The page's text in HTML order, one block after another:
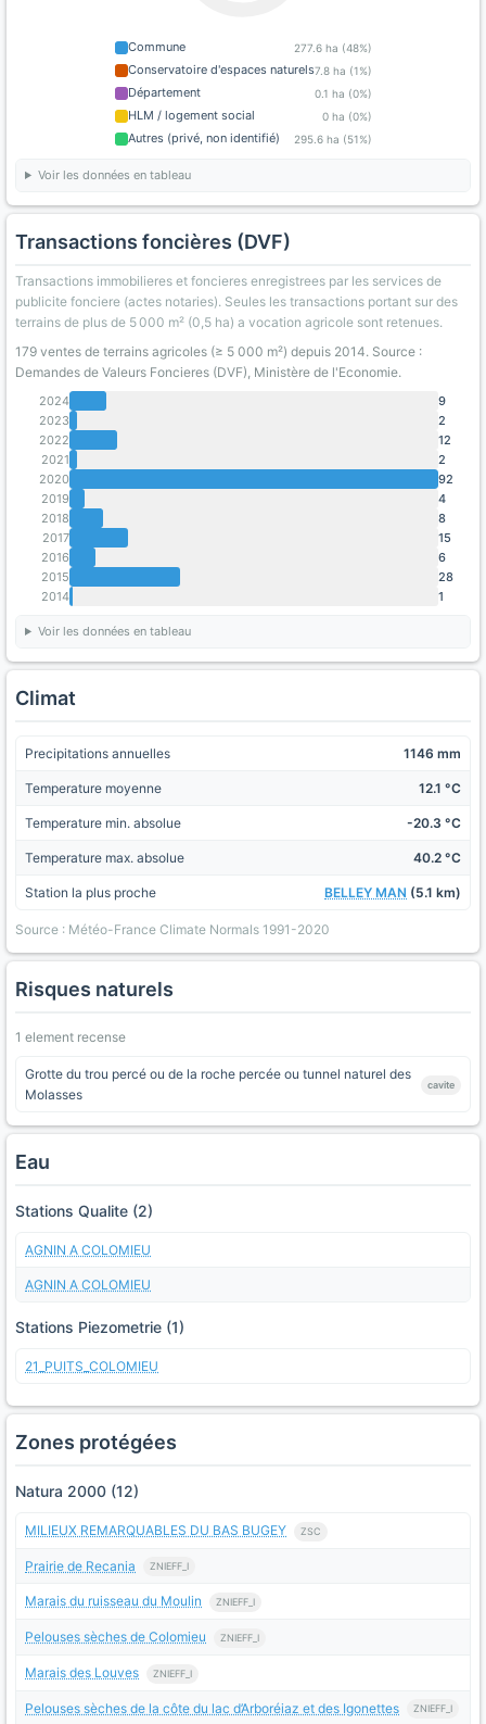
Commune 277.6 ha (48%)
Conservatoire d'espaces naturels7.8 ha (1%)
Département 0.1 ha (0%)
HLM / logement social 0 ha (0%)
Autres (privé, non identifié) 295.6 ha (51%)
Voir les données en tableau
Transactions foncières (DVF)
Transactions immobilieres et foncieres enregistrees par les services de
publicite fonciere (actes notaries). Seules les transactions portant sur des
terrains de plus de 5 000 m² (0,5 ha) a vocation agricole sont retenues.
179 ventes de terrains agricoles (≥ 5 000 m²) depuis 2014. Source :
Demandes de Valeurs Foncieres (DVF), Ministère de l'Economie.
2024
9
2023
2
2022
12
2021
2
2020
92
2019
4
2018
8
2017
15
2016
6
2015
28
2014
1
Voir les données en tableau
Climat
Precipitations annuelles 1146 mm
Temperature moyenne 12.1 °C
Temperature min. absolue -20.3 °C
Temperature max. absolue 40.2 °C
Station la plus proche BELLEY MAN (5.1 km)
Source : Météo-France Climate Normals 1991-2020
Risques naturels
1 element recense
Grotte du trou percé ou de la roche percée ou tunnel naturel des
Molasses
cavite
Eau
Stations Qualite (2)
AGNIN A COLOMIEU
AGNIN A COLOMIEU
Stations Piezometrie (1)
21_PUITS_COLOMIEU
Zones protégées
Natura 2000 (12)
MILIEUX REMARQUABLES DU BAS BUGEY ZSC
Prairie de Recania ZNIEFF_I
Marais du ruisseau du Moulin ZNIEFF_I
Pelouses sèches de Colomieu ZNIEFF_I
Marais des Louves ZNIEFF_I
Pelouses sèches de la côte du lac d’Arboréiaz et des Igonettes ZNIEFF_I